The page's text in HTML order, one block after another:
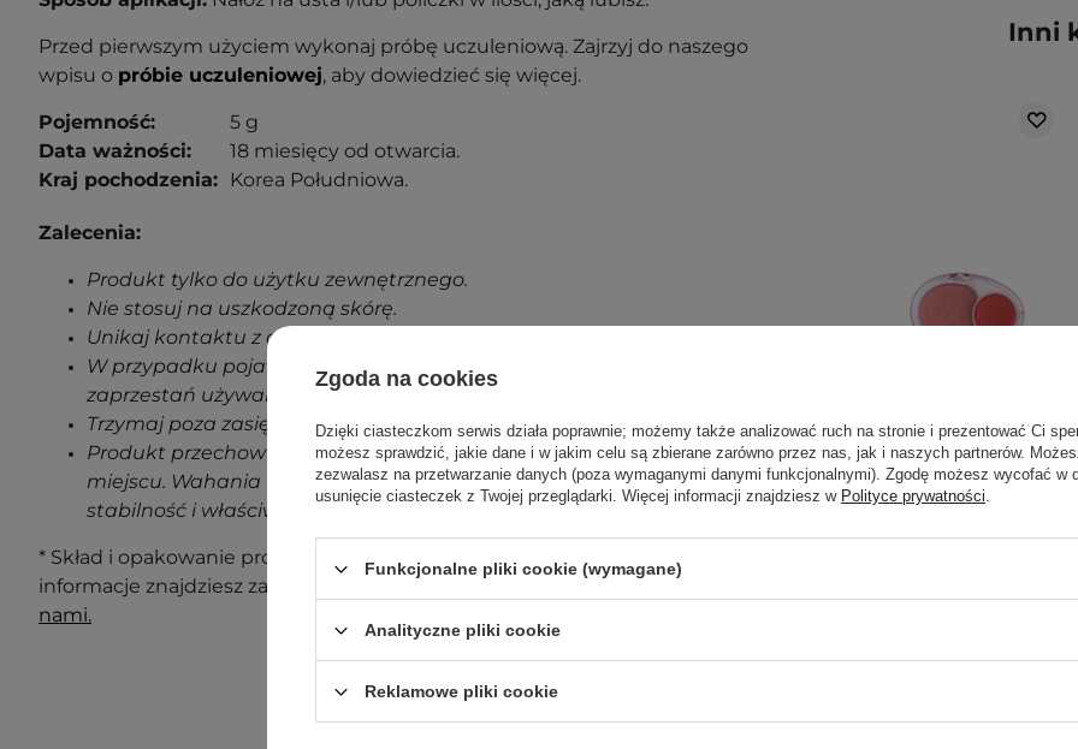
Przed pierwszym użyciem wykonaj próbę uczuleniową. Zajrzyj do naszego
wpisu o próbie uczuleniowej, aby dowiedzieć się więcej.
Pojemność:
5 g
Data ważności:
18 miesięcy od otwarcia.
Kraj pochodzenia:
Korea Południowa.
Zalecenia:
Produkt tylko do użytku zewnętrznego.
Nie stosuj na uszkodzoną skórę.
Unikaj kontaktu z oczami.
W przypadku pojawienia się jakichkolwiek oznak podrażnienia,
zaprzestań używania produktu.
Trzymaj poza zasięgiem dzieci.
Produkt przechowuj w temperaturze pokojowej, w zacienionym
miejscu. Wahania temperatur podczas transportu nie wpłyną na
stabilność i właściwości produktu.
* Skład i opakowanie produktu mogą ulec zmianie. Najbardziej aktualne
informacje znajdziesz zawsze na opakowaniu. Masz pytania?
Skontaktuj się z
nami.
Inni
PROMOCJA
Fwee - Mellow
Baby Smile - 7,2g
Zgoda na cookies
Dzięki ciasteczkom serwis działa poprawnie; możemy także analizować ruch na stronie i prezentować Ci
możesz sprawdzić, jakie dane i w jakim celu są zbierane zarówno przez nas, jak i naszych partnerów.
zezwalasz na przetwarzanie danych (poza wymaganymi danymi funkcjonalnymi). Zgodę możesz wycofać w
usunięcie ciasteczek z Twojej przeglądarki. Więcej informacji znajdziesz w Polityce prywatności.
Funkcjonalne pliki cookie (wymagane)
Analityczne pliki cookie
Reklamowe pliki cookie